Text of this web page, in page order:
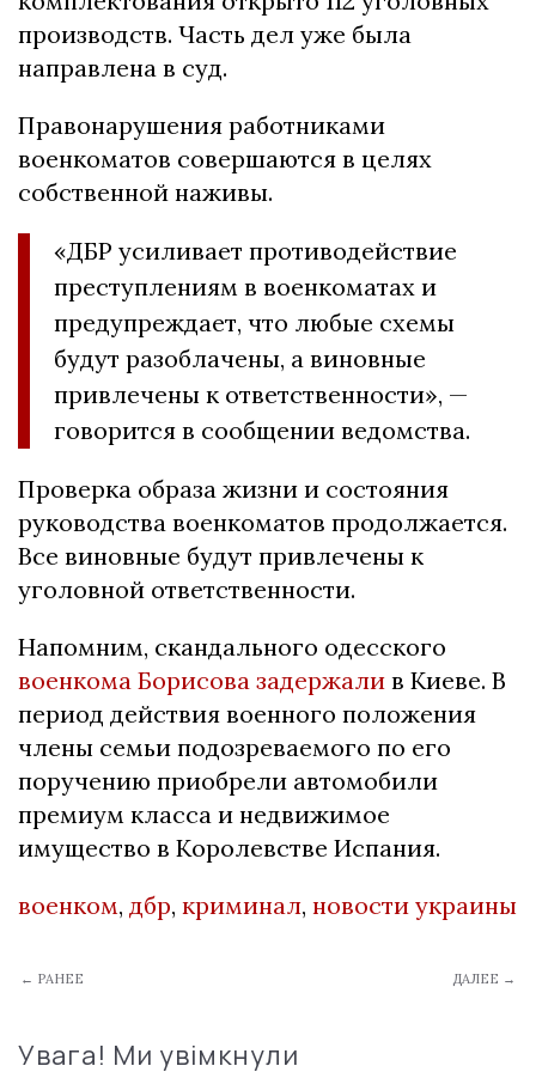
производств. Часть дел уже была
направлена в суд.
Правонарушения работниками
военкоматов совершаются в целях
собственной наживы.
«ДБР усиливает противодействие
преступлениям в военкоматах и
предупреждает, что любые схемы
будут разоблачены, а виновные
привлечены к ответственности», —
говорится в сообщении ведомства.
Проверка образа жизни и состояния
руководства военкоматов продолжается.
Все виновные будут привлечены к
уголовной ответственности.
Напомним, скандального одесского
военкома Борисова задержали в Киеве. В
период действия военного положения
члены семьи подозреваемого по его
поручению приобрели автомобили
премиум класса и недвижимое
имущество в Королевстве Испания.
военком, дбр, криминал, новости украины
← РАНЕЕ ДАЛЕЕ →
Увага! Ми увімкнули